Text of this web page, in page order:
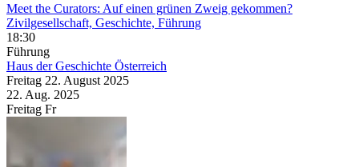
Meet the Curators: Auf einen grünen Zweig gekommen?
Zivilgesellschaft, Geschichte, Führung
18:30
Führung
Haus der Geschichte Österreich
Freitag 22. August 2025
22. Aug. 2025
Freitag Fr